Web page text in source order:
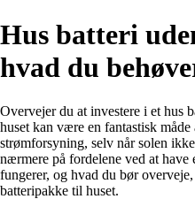
Hus batteri
hvad du
Overvejer du at investere i et hus
huset kan være en fantastisk
strømforsyning, selv når solen
nærmere på fordelene ved at have
fungerer, og hvad du bør
batteripakke til huset.